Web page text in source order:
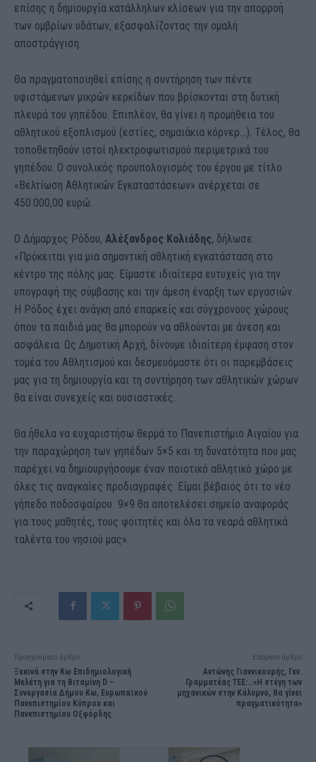
επίσης η δημιουργία κατάλληλων κλίσεων για την απορροή
των ομβρίων υδάτων, εξασφαλίζοντας την ομαλή
αποστράγγιση.
Θα πραγματοποιηθεί επίσης η συντήρηση των πέντε
υφιστάμενων μικρών κερκίδων που βρίσκονται στη δυτική
πλευρά του γηπέδου. Επιπλέον, θα γίνει η προμήθεια του
αθλητικού εξοπλισμού (εστίες, σημαιάκια κόρνερ…). Τέλος, θα
τοποθετηθούν ιστοί ηλεκτροφωτισμού περιμετρικά του
γηπέδου. Ο συνολικός προϋπολογισμός του έργου με τίτλο
«Βελτίωση Αθλητικών Εγκαταστάσεων» ανέρχεται σε
450.000,00 ευρώ.
Ο Δήμαρχος Ρόδου, Αλέξανδρος Κολιάδης, δήλωσε:
«Πρόκειται για μια σημαντική αθλητική εγκατάσταση στο
κέντρο της πόλης μας. Είμαστε ιδιαίτερα ευτυχείς για την
υπογραφή της σύμβασης και την άμεση έναρξη των εργασιών.
Η Ρόδος έχει ανάγκη από επαρκείς και σύγχρονους χώρους
όπου τα παιδιά μας θα μπορούν να αθλούνται με άνεση και
ασφάλεια. Ως Δημοτική Αρχή, δίνουμε ιδιαίτερη έμφαση στον
τομέα του Αθλητισμού και δεσμευόμαστε ότι οι παρεμβάσεις
μας για τη δημιουργία και τη συντήρηση των αθλητικών χώρων
θα είναι συνεχείς και ουσιαστικές.
Θα ήθελα να ευχαριστήσω θερμά το Πανεπιστήμιο Αιγαίου για
την παραχώρηση των γηπέδων 5×5 και τη δυνατότητα που μας
παρέχει να δημιουργήσουμε έναν ποιοτικό αθλητικό χώρο με
όλες τις αναγκαίες προδιαγραφές. Είμαι βέβαιος ότι το νέο
γήπεδο ποδοσφαίρου 9×9 θα αποτελέσει σημείο αναφοράς
για τους μαθητές, τους φοιτητές και όλα τα νεαρά αθλητικά
ταλέντα του νησιού μας».
Προηγούμενο άρθρο
Ξεκινά στην Κω Επιδημιολογική
Μελέτη για τη Βιταμίνη D –
Συνεργασία Δήμου Κω, Ευρωπαϊκού
Πανεπιστημίου Κύπρου και
Πανεπιστημίου Οξφόρδης
Επόμενο άρθρο
Αντώνης Γιαννικουρής, Γεν.
Γραμματέας ΤΕΕ:…«Η στέγη των
μηχανικών στην Κάλυμνο, θα γίνει
πραγματικότητα»